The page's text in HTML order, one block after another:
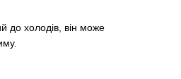
до холодів, він може